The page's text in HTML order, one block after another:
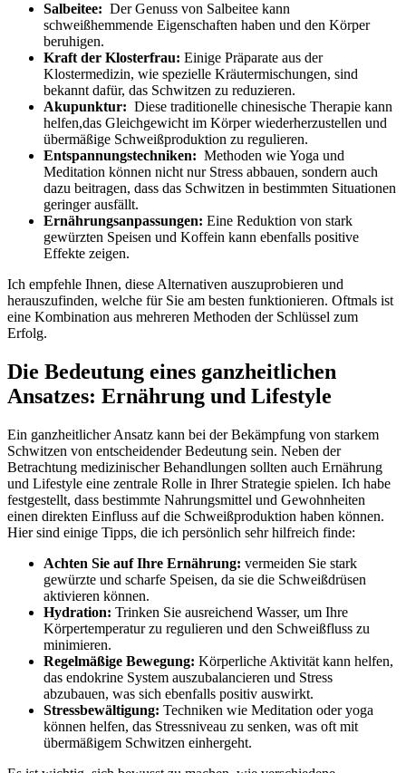
Salbeitee: ⁣ Der Genuss von Salbeitee kann
⁣schweißhemmende ⁢Eigenschaften haben ⁣und den ​Körper
beruhigen.
Kraft der ⁤Klosterfrau: Einige Präparate aus der
Klostermedizin, wie spezielle Kräutermischungen, ‍sind
bekannt ​dafür, das‍ Schwitzen‍ zu reduzieren.
Akupunktur: ‌ Diese⁤ traditionelle ⁢chinesische Therapie kann‍
helfen,das Gleichgewicht‍ im Körper wiederherzustellen und
übermäßige Schweißproduktion zu ⁣regulieren.
Entspannungstechniken: ⁣ Methoden wie Yoga ‍und
Meditation können ⁢nicht nur Stress abbauen,⁤ sondern auch
dazu ⁣beitragen, dass ⁣das Schwitzen in ⁣bestimmten ‍Situationen
geringer ausfällt.
Ernährungsanpassungen: Eine‍ Reduktion von stark
gewürzten Speisen und Koffein kann ⁤ebenfalls ⁣positive ​
Effekte zeigen.
Ich empfehle Ihnen, diese ⁢Alternativen auszuprobieren und⁣
herauszufinden, welche für⁣ Sie⁣ am besten funktionieren. ‍Oftmals ist ​
eine Kombination⁤ aus mehreren ‌Methoden der Schlüssel zum
Erfolg.
Die Bedeutung ‍eines ganzheitlichen
Ansatzes: Ernährung ⁢und Lifestyle
Ein ganzheitlicher Ansatz ⁤kann bei⁢ der Bekämpfung von starkem
Schwitzen von entscheidender Bedeutung sein. Neben der
Betrachtung medizinischer‍ Behandlungen sollten ⁢auch ⁢Ernährung
und Lifestyle eine zentrale Rolle in Ihrer Strategie spielen. ‍Ich⁣ habe
festgestellt, dass⁢ bestimmte Nahrungsmittel und Gewohnheiten⁤
einen direkten Einfluss auf die Schweißproduktion haben können.
Hier sind ⁣einige Tipps, die ich persönlich sehr hilfreich finde:
Achten Sie auf Ihre Ernährung: vermeiden Sie stark
gewürzte und⁣ scharfe ​Speisen, da​ sie die Schweißdrüsen
aktivieren können.
Hydration: Trinken Sie ausreichend Wasser, um Ihre
Körpertemperatur⁤ zu regulieren und den Schweißfluss zu
minimieren.
Regelmäßige Bewegung: Körperliche ​Aktivität kann ⁢helfen,
das endokrine System auszubalancieren ⁣und Stress
abzubauen, was sich ebenfalls positiv auswirkt.
Stressbewältigung: Techniken wie Meditation ​oder ‍yoga
können helfen, das⁤ Stressniveau zu senken,​ was oft mit⁤
übermäßigem Schwitzen einhergeht.